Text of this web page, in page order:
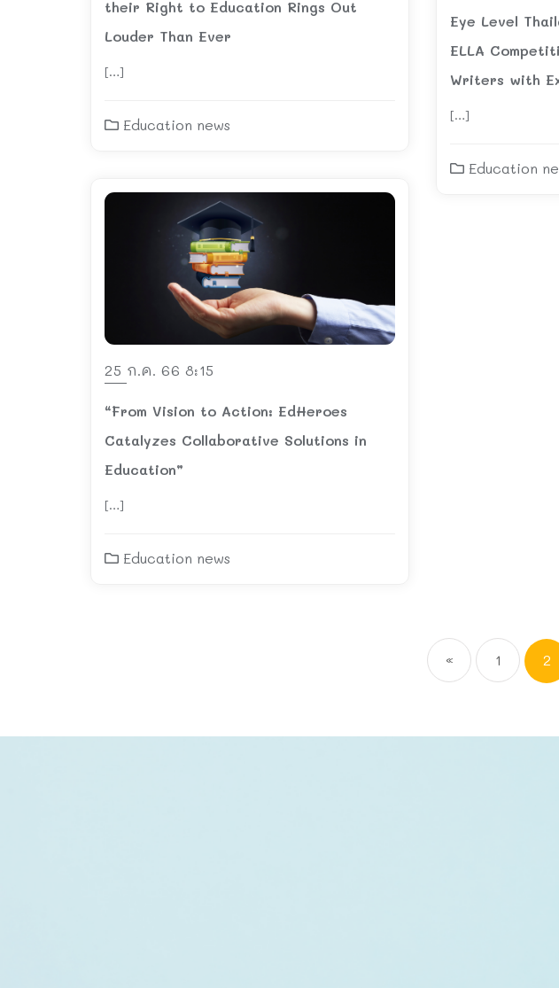
Eye Level
ELLA
Writers with
[…]
Education
their Right to Education Rings Out
Louder Than Ever
[…]
Education news
25 ก.ค. 66 8:15
“From Vision to Action: EdHeroes
Catalyzes Collaborative Solutions in
Education”
[…]
Education news
« 1 2